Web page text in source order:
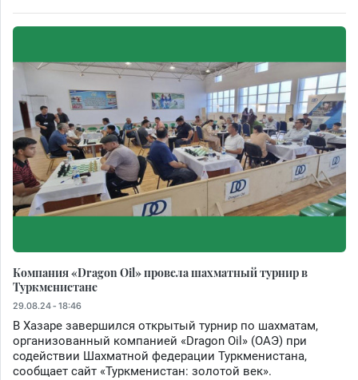
Компания «Dragon Oil» провела шахматный турнир в
Туркменистане
29.08.24 - 18:46
В Хазаре завершился открытый турнир по шахматам,
организованный компанией «Dragon Oil» (ОАЭ) при
содействии Шахматной федерации Туркменистана,
сообщает сайт «Туркменистан: золотой век».